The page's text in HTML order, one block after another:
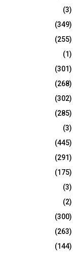
(3)
(349)
(255)
(1)
(301)
(268)
(302)
(285)
(3)
(445)
(291)
(175)
(3)
(2)
(300)
(263)
(144)